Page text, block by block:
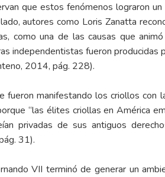
que estos fenómenos lograron
autores como Loris Zanatta
como una de las causas que
independentistas fueron
2014, pág. 228).
manifestando los criollos con
“las élites criollas en América
privadas de sus antiguos
31).
VII terminó de generar un